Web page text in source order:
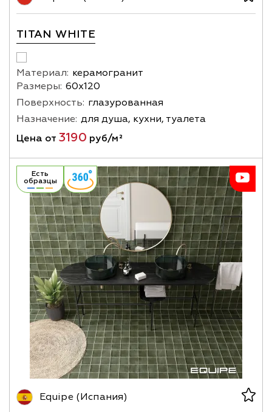
TITAN WHITE
Материал: керамогранит
Размеры: 60х120
Поверхность: глазурованная
Назначение: для душа, кухни, туалета
Цена от 3190 руб/м²
Есть
образцы
Equipe (Испания)